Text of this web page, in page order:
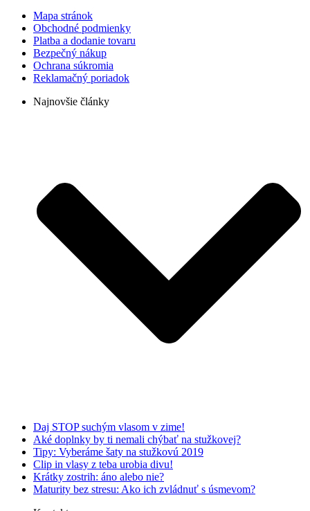
Mapa stránok
Obchodné podmienky
Platba a dodanie tovaru
Bezpečný nákup
Ochrana súkromia
Reklamačný poriadok
Najnovšie články
Daj STOP suchým vlasom v zime!
Aké doplnky by ti nemali chýbať na stužkovej?
Tipy: Vyberáme šaty na stužkovú 2019
Clip in vlasy z teba urobia divu!
Krátky zostrih: áno alebo nie?
Maturity bez stresu: Ako ich zvládnuť s úsmevom?